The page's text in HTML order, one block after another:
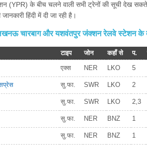
के बीच चलने वाली सभी ट्रेनों की सूची देख सकते
हिंदी में दी जा रही है।
चारबाग और यशवंतपुर जंक्शन रेलवे स्टेशन के
टाइप जोन कहाँ से प.
एक्स NER LKO 5
सु.फा. SWR LKO 2
सु.फा. SWR LKO 2,3
सु.फा. NER BNZ 1
सु.फा. NER BNZ 1